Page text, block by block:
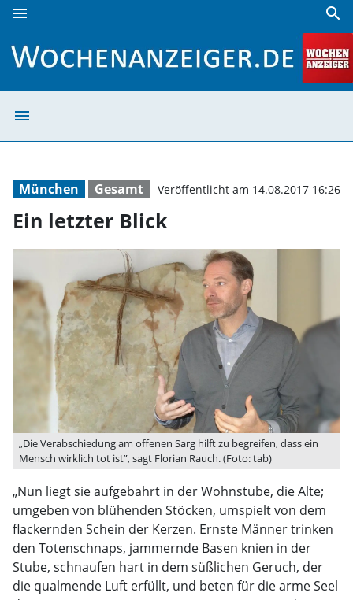
menu search
menu
München Gesamt Veröffentlicht am 14.08.2017 16:26
Ein letzter Blick
„Die Verabschiedung am offenen Sarg hilft zu begreifen, dass ein
Mensch wirklich tot ist”, sagt Florian Rauch. (Foto: tab)
„Nun liegt sie aufgebahrt in der Wohnstube, die Alte;
umgeben von blühenden Stöcken, umspielt von dem
flackernden Schein der Kerzen. Ernste Männer trinken
den Totenschnaps, jammernde Basen knien in der
Stube, schnaufen hart in dem süßlichen Geruch, der
die qualmende Luft erfüllt, und beten für die arme Seel